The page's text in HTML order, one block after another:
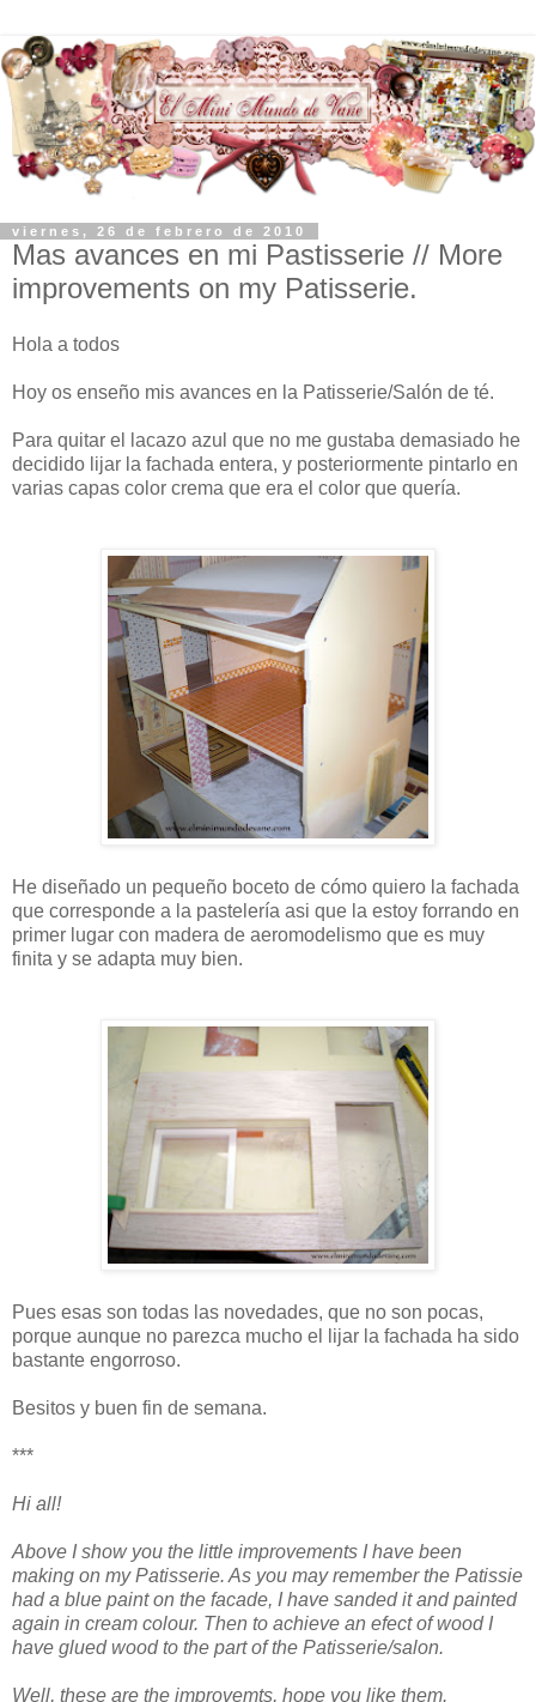
viernes, 26 de febrero de 2010
Mas avances en mi Pastisserie // More
improvements on my Patisserie.
Hola a todos
Hoy os enseño mis avances en la Patisserie/Salón de té.
Para quitar el lacazo azul que no me gustaba demasiado he
decidido lijar la fachada entera, y posteriormente pintarlo en
varias capas color crema que era el color que quería.
He diseñado un pequeño boceto de cómo quiero la fachada
que corresponde a la pastelería asi que la estoy forrando en
primer lugar con madera de aeromodelismo que es muy
finita y se adapta muy bien.
Pues esas son todas las novedades, que no son pocas,
porque aunque no parezca mucho el lijar la fachada ha sido
bastante engorroso.
Besitos y buen fin de semana.
***
Hi all!
Above I show you the little improvements I have been
making on my Patisserie. As you may remember the Patissie
had a blue paint on the facade, I have sanded it and painted
again in cream colour. Then to achieve an efect of wood I
have glued wood to the part of the Patisserie/salon.
Well, these are the improvemts, hope you like them.